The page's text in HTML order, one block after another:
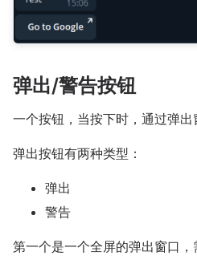
弹出/警告按钮
一个按钮，当按下时，通过弹出
弹出按钮有两种类型：
弹出
警告
第一个是一个全屏的弹出窗口，